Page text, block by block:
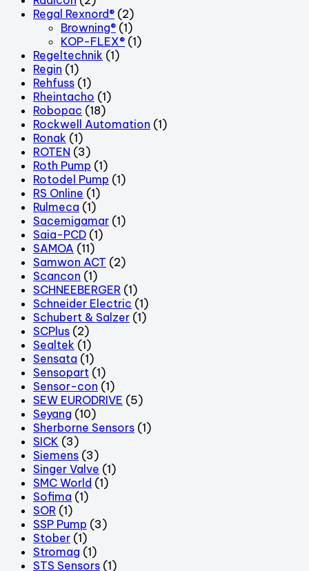
Regal Rexnord® (2)
Browning® (1)
KOP-FLEX® (1)
Regeltechnik (1)
Regin (1)
Rehfuss (1)
Rheintacho (1)
Robopac (18)
Rockwell Automation (1)
Ronak (1)
ROTEN (3)
Roth Pump (1)
Rotodel Pump (1)
RS Online (1)
Rulmeca (1)
Sacemigamar (1)
Saia-PCD (1)
SAMOA (11)
Samwon ACT (2)
Scancon (1)
SCHNEEBERGER (1)
Schneider Electric (1)
Schubert & Salzer (1)
SCPlus (2)
Sealtek (1)
Sensata (1)
Sensopart (1)
Sensor-con (1)
SEW EURODRIVE (5)
Seyang (10)
Sherborne Sensors (1)
SICK (3)
Siemens (3)
Singer Valve (1)
SMC World (1)
Sofima (1)
SOR (1)
SSP Pump (3)
Stober (1)
Stromag (1)
STS Sensors (1)